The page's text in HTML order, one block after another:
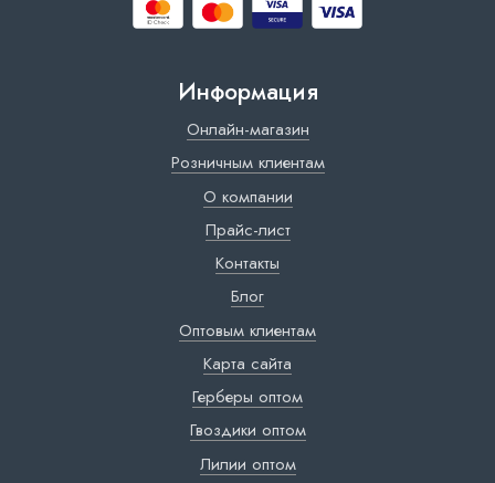
Информация
Онлайн-магазин
Розничным клиентам
О компании
Прайс-лист
Контакты
Блог
Оптовым клиентам
Карта сайта
Герберы оптом
Гвоздики оптом
Лилии оптом